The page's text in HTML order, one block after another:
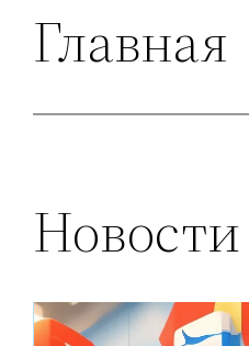
Главная
Новости